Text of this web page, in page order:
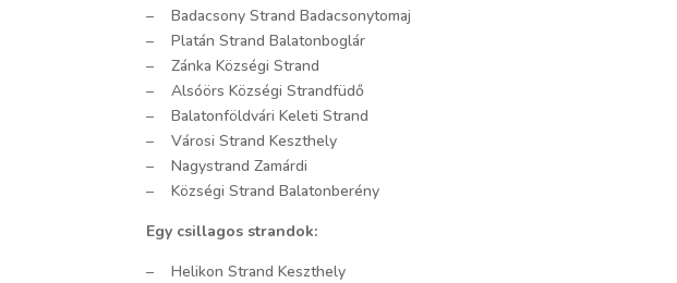
– Badacsony Strand Badacsonytomaj
– Platán Strand Balatonboglár
– Zánka Községi Strand
– Alsóörs Községi Strandfüdő
– Balatonföldvári Keleti Strand
– Városi Strand Keszthely
– Nagystrand Zamárdi
– Községi Strand Balatonberény
Egy csillagos strandok:
– Helikon Strand Keszthely